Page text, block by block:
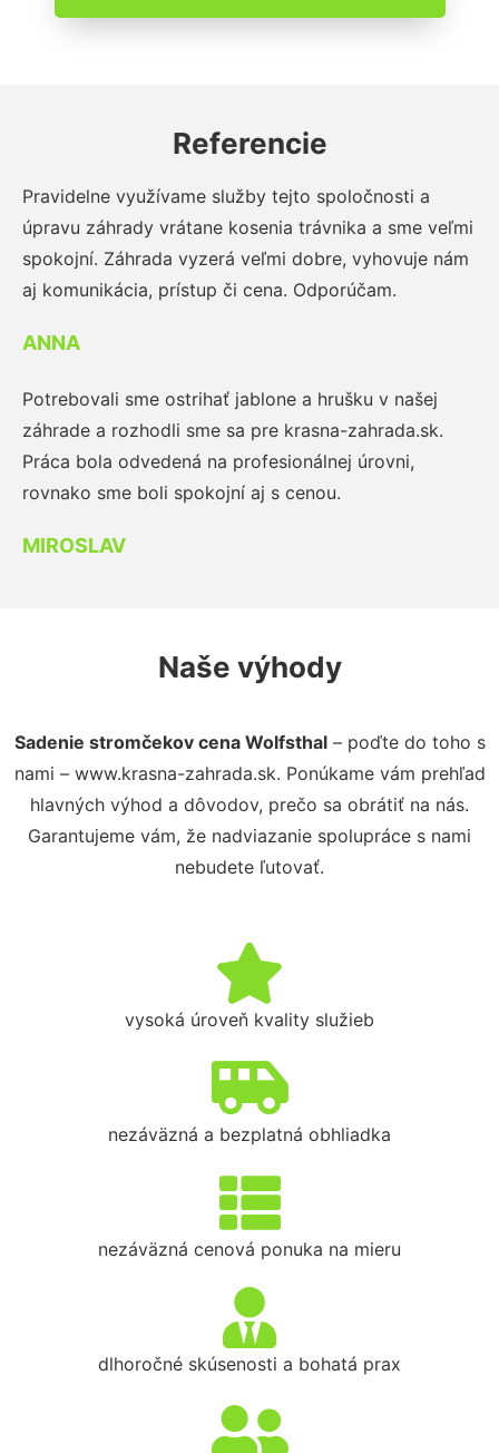
Referencie
Pravidelne využívame služby tejto spoločnosti a
úpravu záhrady vrátane kosenia trávnika a sme veľmi
spokojní. Záhrada vyzerá veľmi dobre, vyhovuje nám
aj komunikácia, prístup či cena. Odporúčam.
ANNA
Potrebovali sme ostrihať jablone a hrušku v našej
záhrade a rozhodli sme sa pre krasna-zahrada.sk.
Práca bola odvedená na profesionálnej úrovni,
rovnako sme boli spokojní aj s cenou.
MIROSLAV
Naše výhody
Sadenie stromčekov cena Wolfsthal– poďte do toho s
nami – www.krasna-zahrada.sk. Ponúkame vám prehľad
hlavných výhod a dôvodov, prečo sa obrátiť na nás.
Garantujeme vám, že nadviazanie spolupráce s nami
nebudete ľutovať.
vysoká úroveň kvality služieb
nezáväzná a bezplatná obhliadka
nezáväzná cenová ponuka na mieru
dlhoročné skúsenosti a bohatá prax